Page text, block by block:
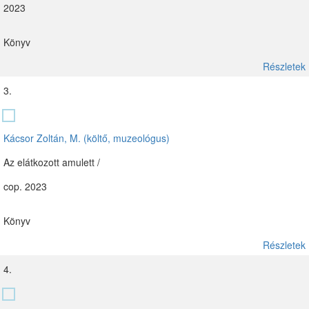
2023
Könyv
Részletek
3.
Kácsor Zoltán, M. (költő, muzeológus)
Az elátkozott amulett /
cop. 2023
Könyv
Részletek
4.